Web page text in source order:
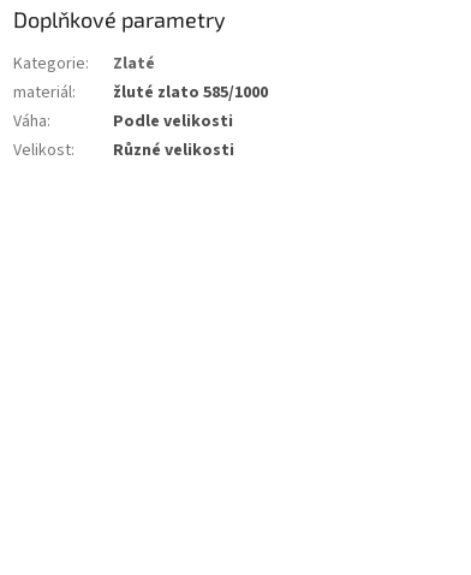
Doplňkové parametry
Kategorie:
Zlaté
materiál:
žluté zlato 585/1000
Váha:
Podle velikosti
Velikost: Různé velikosti